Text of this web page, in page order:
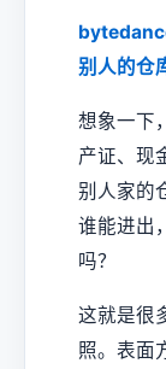
别人的仓
想象一下
产证、现
别人家的
谁能进出
吗？
这就是很
照。表面